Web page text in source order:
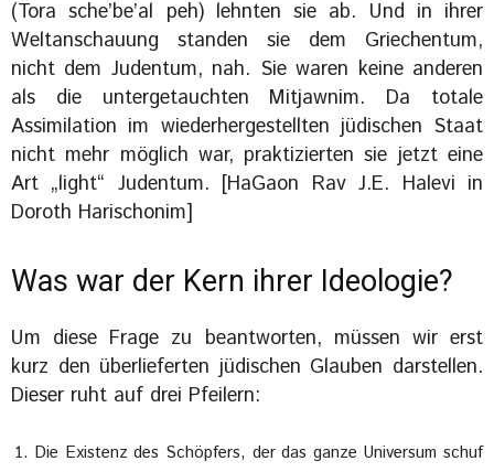
(Tora sche’be’al peh) lehnten sie ab. Und in ihrer
Weltanschauung standen sie dem Griechentum,
nicht dem Judentum, nah. Sie waren keine anderen
als die untergetauchten Mitjawnim. Da totale
Assimilation im wiederhergestellten jüdischen Staat
nicht mehr möglich war, praktizierten sie jetzt eine
Art „light“ Judentum. [HaGaon Rav J.E. Halevi in
Doroth Harischonim]
Was war der Kern ihrer Ideologie?
Um diese Frage zu beantworten, müssen wir erst
kurz den überlieferten jüdischen Glauben darstellen.
Dieser ruht auf drei Pfeilern:
Die Existenz des Schöpfers, der das ganze Universum schuf